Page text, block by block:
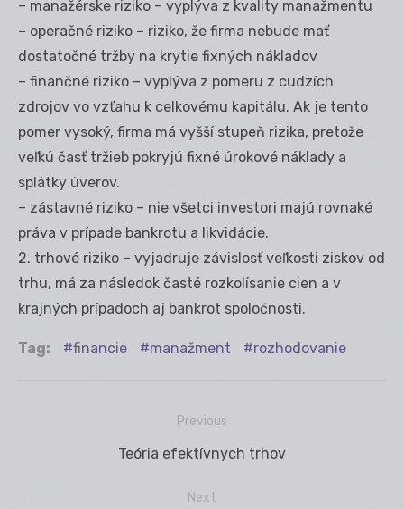
– manažérske riziko – vyplýva z kvality manažmentu
– operačné riziko – riziko, že firma nebude mať
dostatočné tržby na krytie fixných nákladov
– finančné riziko – vyplýva z pomeru z cudzích
zdrojov vo vzťahu k celkovému kapitálu. Ak je tento
pomer vysoký, firma má vyšší stupeň rizika, pretože
veľkú časť tržieb pokryjú fixné úrokové náklady a
splátky úverov.
– zástavné riziko – nie všetci investori majú rovnaké
práva v prípade bankrotu a likvidácie.
2. trhové riziko – vyjadruje závislosť veľkosti ziskov od
trhu, má za následok časté rozkolísanie cien a v
krajných prípadoch aj bankrot spoločnosti.
Tag: financie manažment rozhodovanie
Previous
Previous
Teória efektívnych trhov
Next